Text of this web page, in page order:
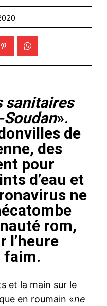
sanitaires
Soudan».
de
des
pour
d’eau et
ne
rom,
l’heure
faim.
et la main sur le
en roumain «ne